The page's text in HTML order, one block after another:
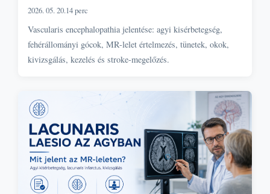
2026. 05. 20.14 perc
Vascularis encephalopathia jelentése: agyi kisérbetegség,
fehérállományi gócok, MR-lelet értelmezés, tünetek, okok,
kivizsgálás, kezelés és stroke-megelőzés.